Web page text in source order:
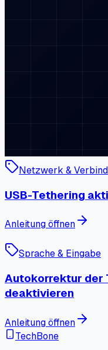
Netzwerk &
USB-Tethering
Anleitung öffnen
Sprache & Eingabe
Autokorrektur der
deaktivieren
Anleitung öffnen
TechBone